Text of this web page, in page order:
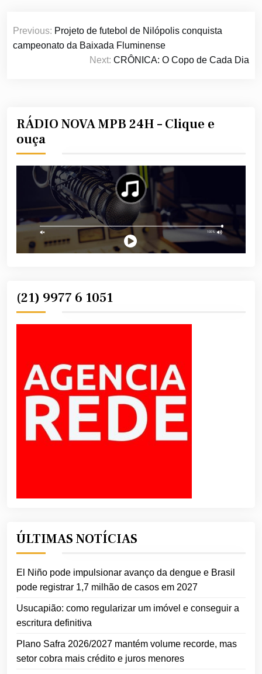
Navegação
de
Previous: Projeto de futebol de Nilópolis conquista
campeonato da Baixada Fluminense
Next: CRÔNICA: O Copo de Cada Dia
RÁDIO NOVA MPB 24H – Clique e
ouça
(21) 9977 6 1051
ÚLTIMAS NOTÍCIAS
El Niño pode impulsionar avanço da dengue e Brasil
pode registrar 1,7 milhão de casos em 2027
Usucapião: como regularizar um imóvel e conseguir a
escritura definitiva
Plano Safra 2026/2027 mantém volume recorde, mas
setor cobra mais crédito e juros menores